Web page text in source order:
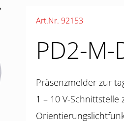
Art.Nr. 92153
PD2-M-
Präsenzmelder zur
1 – 10 V-